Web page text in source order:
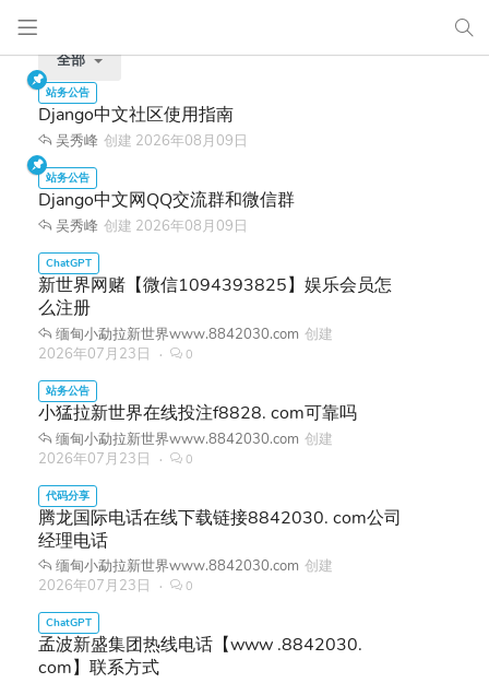
全部
Django中文社区使用指南
吴秀峰 创建 2026年08月09日
Django中文网QQ交流群和微信群
吴秀峰 创建 2026年08月09日
新世界网赌【微信1094393825】娱乐会员怎
么注册
缅甸小勐拉新世界www.8842030.com 创建
2026年07月23日
0
小猛拉新世界在线投注f8828. com可靠吗
缅甸小勐拉新世界www.8842030.com 创建
2026年07月23日
0
腾龙国际电话在线下载链接8842030. com公司
经理电话
缅甸小勐拉新世界www.8842030.com 创建
2026年07月23日
0
孟波新盛集团热线电话【www .8842030.
com】联系方式